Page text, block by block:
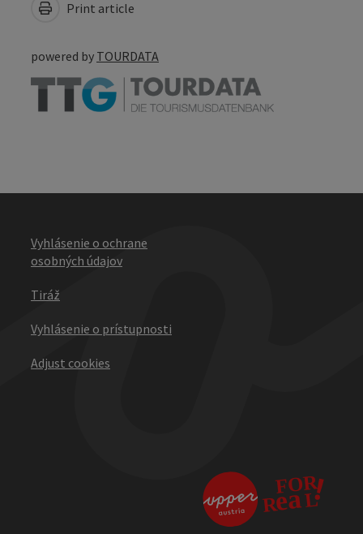
Print article
powered by TOURDATA
Vyhlásenie o ochrane
osobných údajov
Tiráž
Vyhlásenie o prístupnosti
Adjust cookies